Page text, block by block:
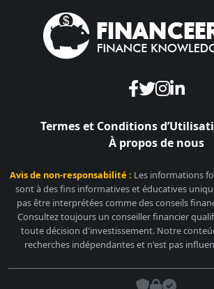
Termes et Conditions
À propos de nous
Avis de non-responsabilité : Les informations
sont à des fins informatives et éducatives
pas être interprétées comme des conseils
Consultez toujours un conseiller financier
toute décision d'investissement. Notre
recherches indépendantes et n'est pas